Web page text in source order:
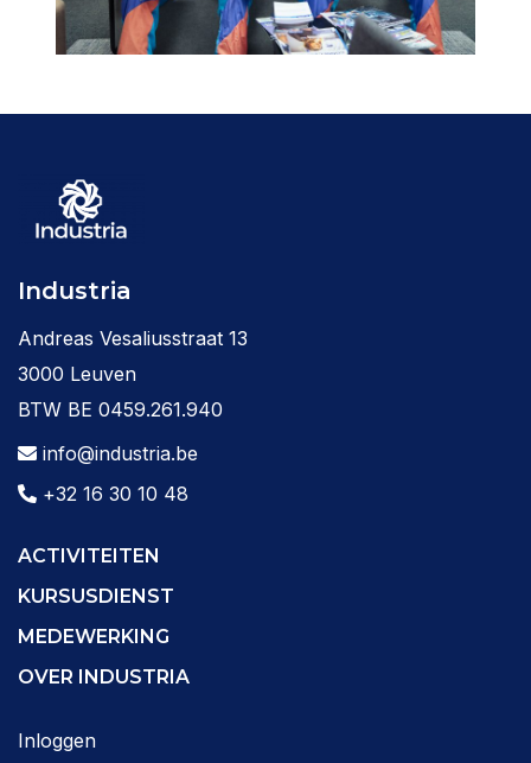
Industria
Andreas Vesaliusstraat 13
3000 Leuven
BTW BE 0459.261.940
info@industria.be
+32 16 30 10 48
ACTIVITEITEN
KURSUSDIENST
MEDEWERKING
OVER INDUSTRIA
Inloggen